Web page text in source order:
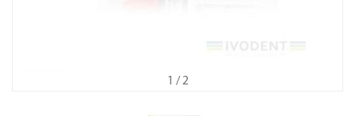
1 / 2